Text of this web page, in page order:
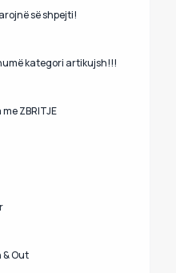
së shpejti!
kategori artikujsh!!!
ZBRITJE
& Out